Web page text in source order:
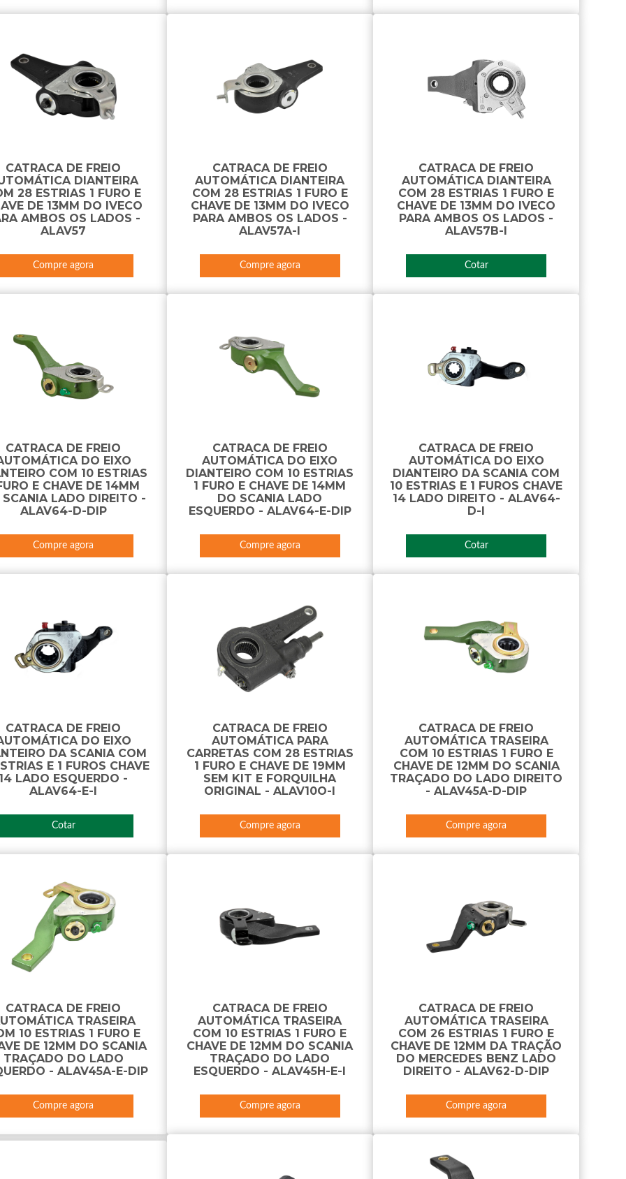
CATRACA DE FREIO
DIANTEIRA
28 ESTRIAS 1 FURO E
DE 13MM DO IVECO
AMBOS OS LADOS -
ALAV57
Compre agora
CATRACA DE FREIO
AUTOMÁTICA DIANTEIRA
COM 28 ESTRIAS 1 FURO E
CHAVE DE 13MM DO IVECO
PARA AMBOS OS LADOS -
ALAV57A-I
Compre agora
CATRACA DE FREIO
AUTOMÁTICA DIANTEIRA
COM 28 ESTRIAS 1 FURO E
CHAVE DE 13MM DO IVECO
PARA AMBOS OS LADOS -
ALAV57B-I
Cotar
CATRACA DE FREIO
DO EIXO
COM 10 ESTRIAS
E CHAVE DE 14MM
SCANIA LADO DIREITO -
ALAV64-D-DIP
Compre agora
CATRACA DE FREIO
AUTOMÁTICA DO EIXO
DIANTEIRO COM 10 ESTRIAS
1 FURO E CHAVE DE 14MM
DO SCANIA LADO
ESQUERDO - ALAV64-E-DIP
Compre agora
CATRACA DE FREIO
AUTOMÁTICA DO EIXO
DIANTEIRO DA SCANIA COM
10 ESTRIAS E 1 FUROS CHAVE
14 LADO DIREITO - ALAV64-
D-I
Cotar
CATRACA DE FREIO
DO EIXO
DA SCANIA COM
E 1 FUROS CHAVE
14 LADO ESQUERDO -
ALAV64-E-I
Cotar
CATRACA DE FREIO
AUTOMÁTICA PARA
CARRETAS COM 28 ESTRIAS
1 FURO E CHAVE DE 19MM
SEM KIT E FORQUILHA
ORIGINAL - ALAV10O-I
Compre agora
CATRACA DE FREIO
AUTOMÁTICA TRASEIRA
COM 10 ESTRIAS 1 FURO E
CHAVE DE 12MM DO SCANIA
TRAÇADO DO LADO DIREITO
- ALAV45A-D-DIP
Compre agora
CATRACA DE FREIO
TRASEIRA
10 ESTRIAS 1 FURO E
DE 12MM DO SCANIA
TRAÇADO DO LADO
- ALAV45A-E-DIP
Compre agora
CATRACA DE FREIO
AUTOMÁTICA TRASEIRA
COM 10 ESTRIAS 1 FURO E
CHAVE DE 12MM DO SCANIA
TRAÇADO DO LADO
ESQUERDO - ALAV45H-E-I
Compre agora
CATRACA DE FREIO
AUTOMÁTICA TRASEIRA
COM 26 ESTRIAS 1 FURO E
CHAVE DE 12MM DA TRAÇÃO
DO MERCEDES BENZ LADO
DIREITO - ALAV62-D-DIP
Compre agora